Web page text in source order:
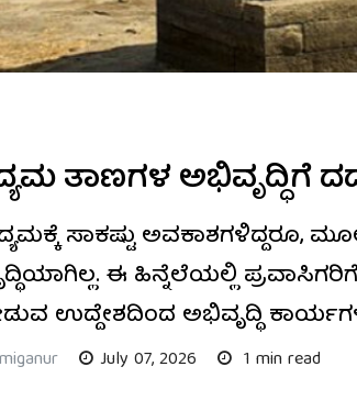
ತಾಣಗಳ ಅಭಿವೃದ್ಧಿಗೆ
ಸಾಕಷ್ಟು
ಈ ಹಿನ್ನೆಲೆಯಲ್ಲಿ
ಉದ್ದೇಶದಿಂದ ಅಭಿವೃದ್ಧಿ
July 07, 2026 1 min read